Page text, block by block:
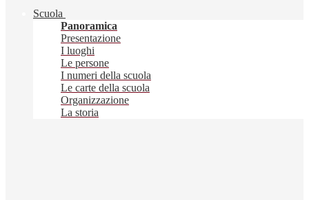
Scuola
Panoramica
Presentazione
I luoghi
Le persone
I numeri della scuola
Le carte della scuola
Organizzazione
La storia